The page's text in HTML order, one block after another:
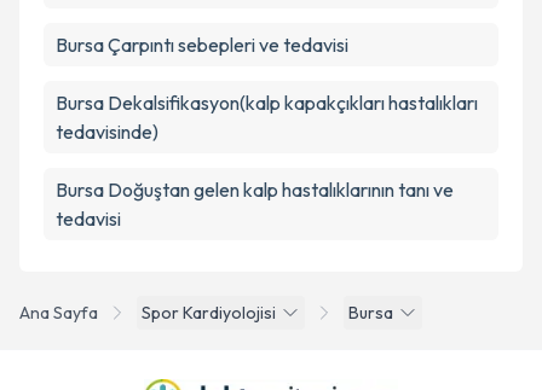
Ana Sayfa Spor Kardiyolojisi Bursa
Bursa Çarpıntı sebepleri ve tedavisi
Bursa Dekalsifikasyon(kalp kapakçıkları hastalıkları
tedavisinde)
Bursa Doğuştan gelen kalp hastalıklarının tanı ve
tedavisi